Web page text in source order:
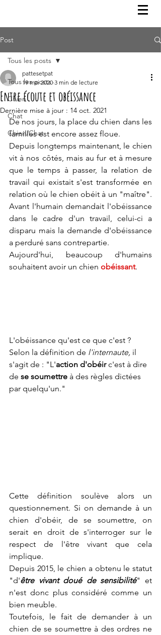
Post
Tous les posts
Chien
Chat
Chien/Chat
Tous les posts
Entre écoute et obéissance
pattesetpat
19 mai 2020 3 min de lecture
Dernière mise à jour : 14 oct. 2021
De nos jours, la place du chien dans les
familles est encore assez floue.
Depuis longtemps maintenant, le chien
vit à nos côtés, mais au fur et à mesure
que le temps à passer, la relation de
travail qui existait s'est transformée en
relation où le chien obéit à un "maître".
Avant l'humain demandait l'obéissance
dans le cadre d'un travail, celui-ci a
disparu mais la demande d'obéissance
a perduré sans contrepartie.
Aujourd'hui, beaucoup d'humains
souhaitent avoir un chien obéissant.
L'obéissance qu'est ce que c'est ?
Selon la définition de l'internaute, il
s'agit de : "L'action d'obéir c'est à dire
de se soumettre à des règles dictées
par quelqu'un."
Cette définition soulève alors un
questionnement. Si on demande à un
chien d'obéir, de se soumettre, on
serait en droit de s'interroger sur le
respect de l'être vivant que cela
implique.
Depuis 2015, le chien a obtenu le statut
"d'être vivant doué de sensibilité" et
n'est donc plus considéré comme un
bien meuble.
Toutefois, le fait de demander à un
chien de se soumettre à des ordres ne